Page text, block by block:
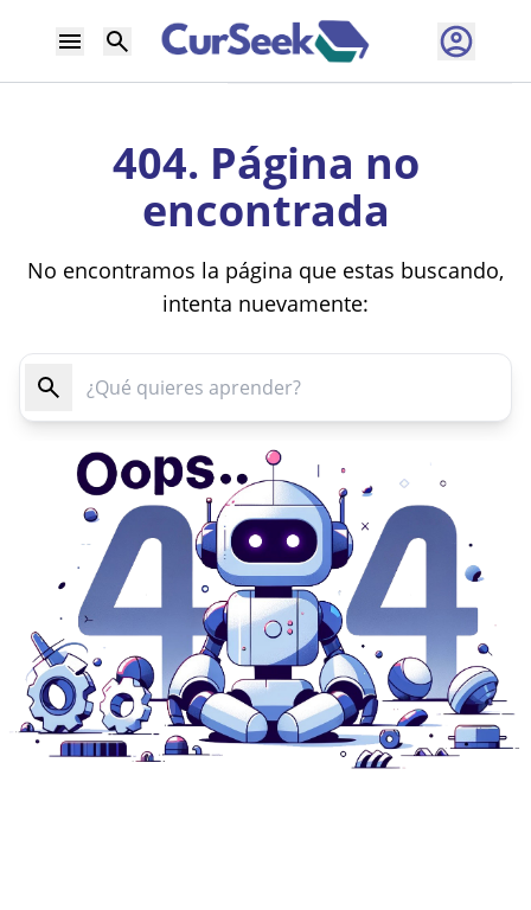
404. Página no
encontrada
No encontramos la página que estas buscando,
intenta nuevamente: